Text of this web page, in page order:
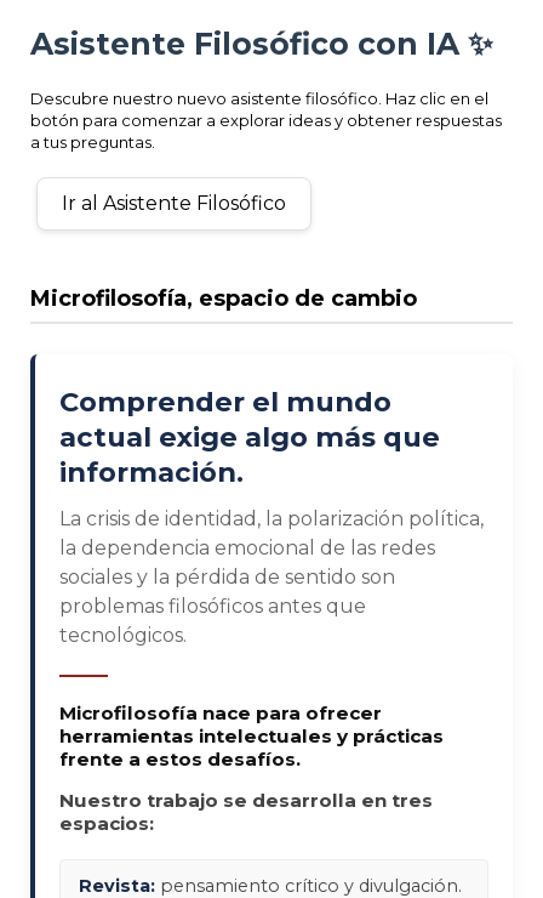
Asistente Filosófico con IA ✨
Descubre nuestro nuevo asistente filosófico. Haz clic en el
botón para comenzar a explorar ideas y obtener respuestas
a tus preguntas.
Ir al Asistente Filosófico
Microfilosofía, espacio de cambio
Comprender el mundo
actual exige algo más que
información.
La crisis de identidad, la polarización política,
la dependencia emocional de las redes
sociales y la pérdida de sentido son
problemas filosóficos antes que
tecnológicos.
Microfilosofía nace para ofrecer
herramientas intelectuales y prácticas
frente a estos desafíos.
Nuestro trabajo se desarrolla en tres
espacios:
Revista: pensamiento crítico y divulgación.